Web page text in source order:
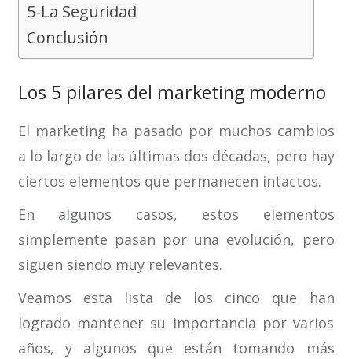
5-La Seguridad
Conclusión
Los 5 pilares del marketing moderno
El marketing ha pasado por muchos cambios
a lo largo de las últimas dos décadas, pero hay
ciertos elementos que permanecen intactos.
En algunos casos, estos elementos
simplemente pasan por una evolución, pero
siguen siendo muy relevantes.
Veamos esta lista de los cinco que han
logrado mantener su importancia por varios
años, y algunos que están tomando más